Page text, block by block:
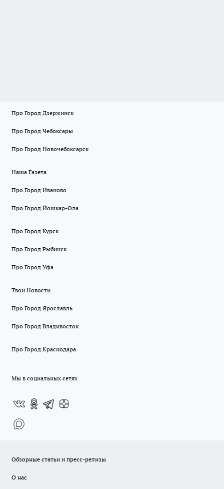
Про Город Дзержинск
Про Город Чебоксары
Про Город Новочебоксарск
Наша Газета
Про Город Иваново
Про Город Йошкар-Ола
Про Город Курск
Про Город Рыбинск
Про Город Уфа
Твои Новости
Про Город Ярославль
Про Город Владивосток
Про Город Краснодара
Мы в социальных сетях
Обзорные статьи и пресс-релизы
О нас